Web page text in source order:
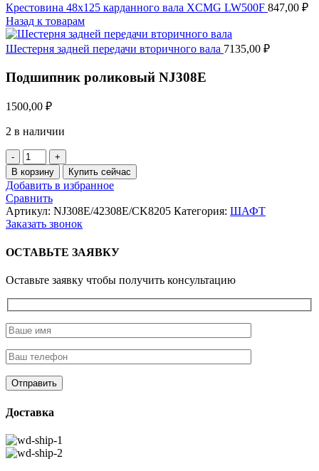
Крестовина 48х125 карданного вала XCMG LW500F 847,00 ₽
Назад к товарам
Шестерня задней передачи вторичного вала 7135,00 ₽
Подшипник роликовый NJ308E
1500,00 ₽
2 в наличии
Количество
товара
Подшипник
роликовый
NJ308E
В корзину Купить сейчас
Добавить в избранное
Сравнить
Артикул: NJ308E/42308E/CK8205 Категория: ШАФТ
Заказать звонок
ОСТАВЬТЕ ЗАЯВКУ
Оставьте заявку чтобы получить консультацию
Доставка